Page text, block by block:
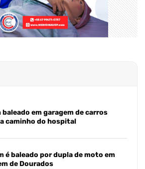
baleado em garagem de carros
caminho do hospital
é baleado por dupla de moto em
de Dourados